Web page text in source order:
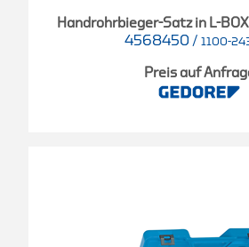
Handrohrbieger-Satz in L-
4568450 / 1100-
Preis auf